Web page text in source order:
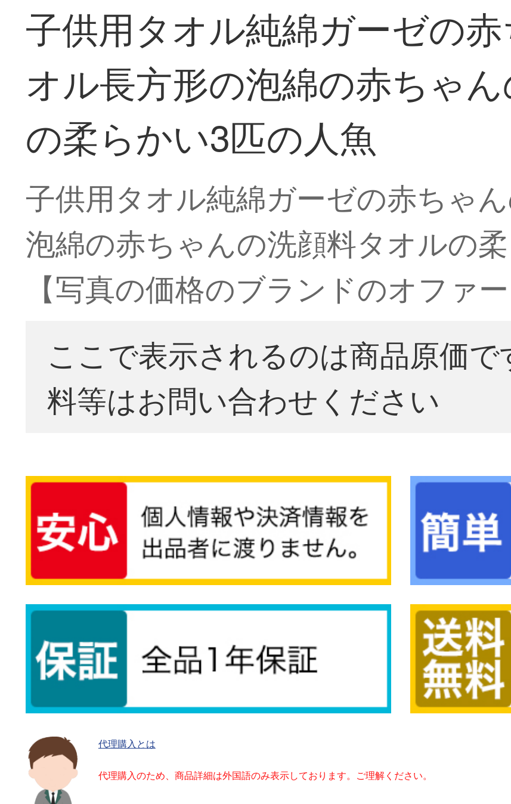
子供用タオル純綿ガーゼの
オル長方形の泡綿の赤ちゃ
の柔らかい3匹の人魚
子供用タオル純綿ガーゼの赤ちゃ
泡綿の赤ちゃんの洗顔料タオルの
【写真の価格のブランドのオファー
ここで表示されるのは商品原価
料等はお問い合わせください
代理購入とは
代理購入のため、商品詳細は外国語のみ表示しております。ご理解ください。